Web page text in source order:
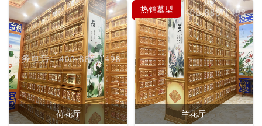
荷花厅
热销墓型
兰花厅